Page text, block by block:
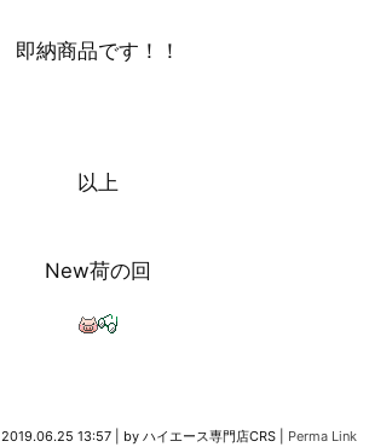
即納商品です！！
以上
New荷の回
2019.06.25 13:57 by ハイエース専門店CRS Perma Link